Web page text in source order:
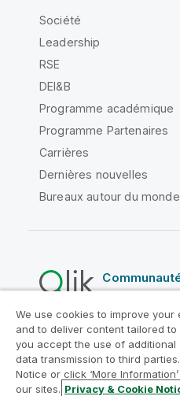
Société
Leadership
RSE
DEI&B
Programme académique
Programme Partenaires
Carrières
Dernières nouvelles
Bureaux autour du
Contrats juridiques
Conditions d'utilisation des
Legal Policies
Conditions d'utilisation
We use cookies to improve
and to deliver content tailored to
you accept the use of additional
data transmission to third
Notice or click ‘More
our sites. Privacy & Cookie